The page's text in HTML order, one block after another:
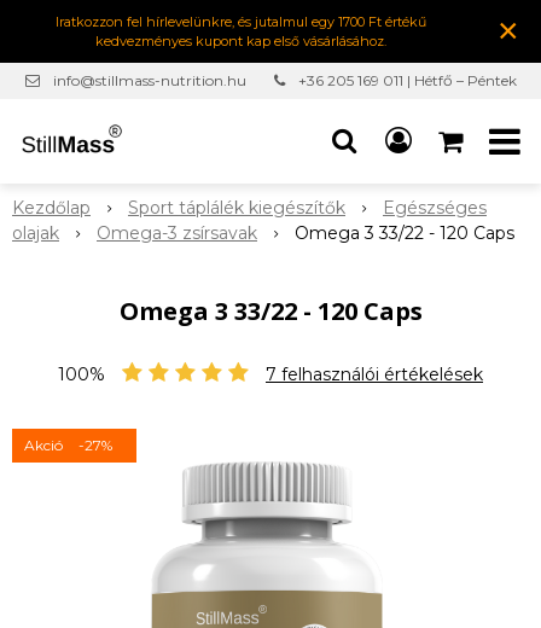
Iratkozzon fel hírlevelünkre, és jutalmul egy 1700 Ft értékű
kedvezményes kupont kap első vásárlásához.
×
info@stillmass-nutrition.hu
+36 205 169 011 | Hétfő – Péntek
Kezdőlap Sport táplálék kiegészítők
Egészséges
olajak
Omega-3 zsírsavak Omega 3 33/22 - 120 Caps
Omega 3 33/22 - 120 Caps
100% 7 felhasználói értékelések
Akció -27%